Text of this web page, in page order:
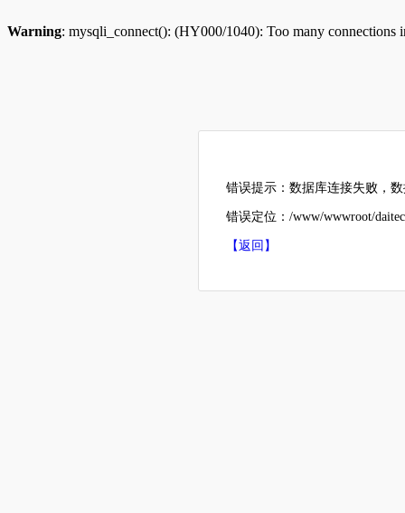
Warning: mysqli_connect(): (HY000/1040): Too many connections
错误提示：数据库连接失败，
错误定位：/www/wwwroot/
【返回】